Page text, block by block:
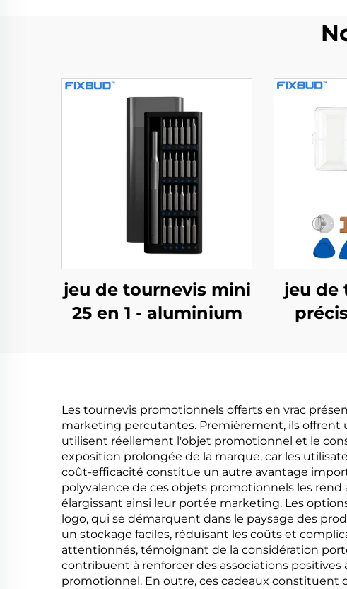
jeu de tournevis mini
25 en 1 - aluminium
jeu de
Les tournevis promotionnels offerts en vrac
marketing percutantes. Premièrement, ils offrent
utilisent réellement l'objet promotionnel et le
exposition prolongée de la marque, car les
coût-efficacité constitue un autre avantage
polyvalence de ces objets promotionnels les
élargissant ainsi leur portée marketing. Les
logo, qui se démarquent dans le paysage des
un stockage faciles, réduisant les coûts et
attentionnés, témoignant de la considération
contribuent à renforcer des associations
promotionnel. En outre, ces cadeaux constituent